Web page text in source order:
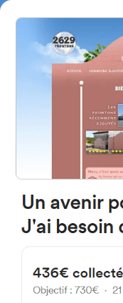
4784
frontones
31879
Calle